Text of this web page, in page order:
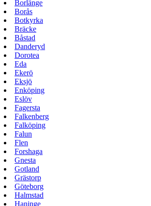
Borlänge
Borås
Botkyrka
Bräcke
Båstad
Danderyd
Dorotea
Eda
Ekerö
Eksjö
Enköping
Eslöv
Fagersta
Falkenberg
Falköping
Falun
Flen
Forshaga
Gnesta
Gotland
Grästorp
Göteborg
Halmstad
Haninge